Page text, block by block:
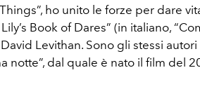
ho unito le forze per dare
Book of Dares” (in italiano,
Levithan. Sono gli stessi
notte”, dal quale è nato il film del